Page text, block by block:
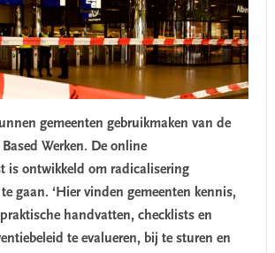
gemeenten gebruikmaken van de
Werken. De online
is ontwikkeld om radicalisering
gaan. ‘Hier vinden gemeenten kennis,
handvatten, checklists en
te evalueren, bij te sturen en